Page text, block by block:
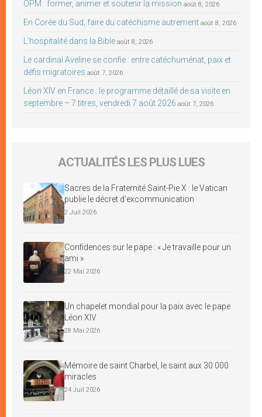
OPM : former, animer et soutenir la mission août 8, 2026
En Corée du Sud, faire du catéchisme autrement août 8, 2026
L’hospitalité dans la Bible août 8, 2026
Le cardinal Aveline se confie : entre catéchuménat, paix et
défis migratoires août 7, 2026
Léon XIV en France : le programme détaillé de sa visite en
septembre – 7 titres, vendredi 7 août 2026 août 7, 2026
ACTUALITÉS LES PLUS LUES
Sacres de la Fraternité Saint-Pie X : le Vatican
publie le décret d’excommunication
2 Juil 2026
Confidences sur le pape : « Je travaille pour un
ami »
22 Mai 2026
Un chapelet mondial pour la paix avec le pape
Léon XIV
28 Mai 2026
Mémoire de saint Charbel, le saint aux 30 000
miracles
24 Juil 2026